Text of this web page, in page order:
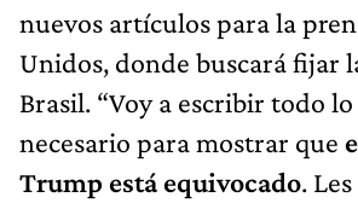
nuevos artículos para la
Unidos, donde buscará fijar
Brasil. “Voy a escribir todo
necesario para mostrar que
Trump está equivocado.